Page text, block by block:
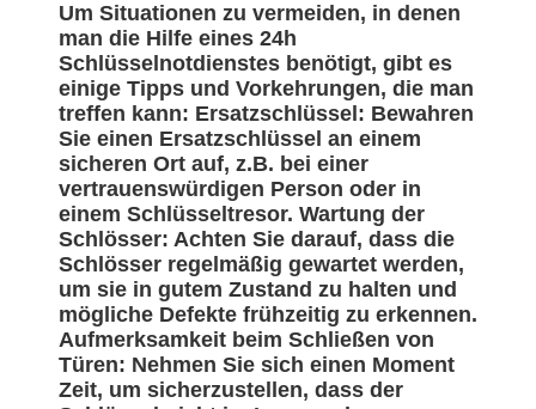
Um Situationen zu vermeiden, in denen
man die Hilfe eines 24h
Schlüsselnotdienstes benötigt, gibt es
einige Tipps und Vorkehrungen, die man
treffen kann: Ersatzschlüssel: Bewahren
Sie einen Ersatzschlüssel an einem
sicheren Ort auf, z.B. bei einer
vertrauenswürdigen Person oder in
einem Schlüsseltresor. Wartung der
Schlösser: Achten Sie darauf, dass die
Schlösser regelmäßig gewartet werden,
um sie in gutem Zustand zu halten und
mögliche Defekte frühzeitig zu erkennen.
Aufmerksamkeit beim Schließen von
Türen: Nehmen Sie sich einen Moment
Zeit, um sicherzustellen, dass der